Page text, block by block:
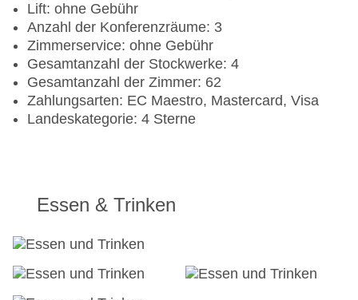
Lift: ohne Gebühr
Anzahl der Konferenzräume: 3
Zimmerservice: ohne Gebühr
Gesamtanzahl der Stockwerke: 4
Gesamtanzahl der Zimmer: 62
Zahlungsarten: EC Maestro, Mastercard, Visa
Landeskategorie: 4 Sterne
Essen & Trinken